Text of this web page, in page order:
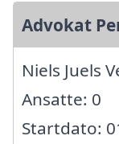
Advokat
Niels Juels
Ansatte: 0
Startdato: